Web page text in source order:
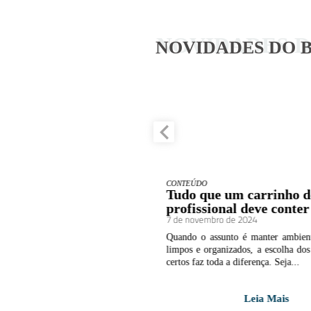
NOVIDADES DO
NOVIDADES
CONTEÚDO
Tudo que um carrinho
profissional deve conter
7 de novembro de 2024
Quando o assunto é manter
limpos e organizados, a escolha
certos faz toda a diferença. Seja...
Leia Mais